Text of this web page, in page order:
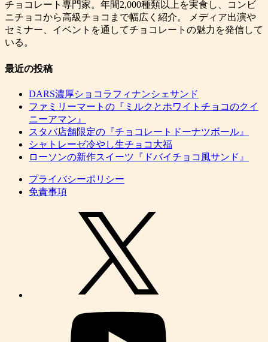
チョコレート専門家。年間2,000種類以上を実食し、コンビ
ニチョコから高級チョコまで幅広く紹介。 メディア出演や
セミナー、イベントを通してチョコレートの魅力を発信して
いる。
最近の投稿
DARS濃厚ショコラフィナンシェサンド
ファミリーマートの『ミルクとホワイトチョコのクイ
ニーアマン』
スタバ店舗限定の『チョコレートドーナツボール』
シャトレーゼ冷やし生チョコ大福
ローソンの新作スイーツ『ドバイチョコ風サンド』
プライバシーポリシー
免責事項